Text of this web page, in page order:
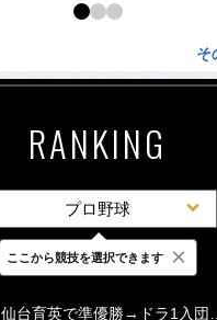
そ
RANKING
プロ野球
最新 24時間 週間
仙台育英で準優勝→ドラ1入団
ここから競技を選択できます ×